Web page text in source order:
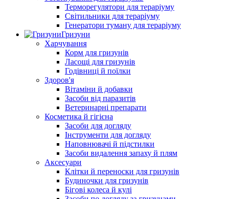
Терморегулятори для тераріуму
Світильники для тераріуму
Генератори туману для тераріуму
Гризуни
Харчування
Корм для гризунів
Ласощі для гризунів
Годівниці й поїлки
Здоров'я
Вітаміни й добавки
Засоби від паразитів
Ветеринарні препарати
Косметика й гігієна
Засоби для догляду
Інструменти для догляду
Наповнювачі й підстилки
Засоби видалення запаху й плям
Аксесуари
Клітки й переноски для гризунів
Будиночки для гризунів
Бігові колеса й кулі